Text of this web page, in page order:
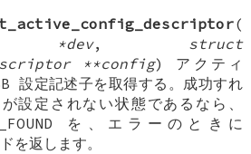
(
*dev, struct
**config) アクティ
設定記述子を取得する。成功すれ
設定されない状態であるなら、
を、エラーのときに
を返します。